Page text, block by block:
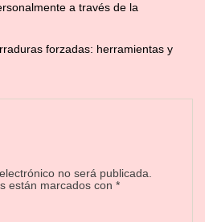
a través de la
forzadas: herramientas y
no será publicada.
están marcados con *